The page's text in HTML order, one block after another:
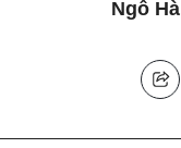
Ngô Hà